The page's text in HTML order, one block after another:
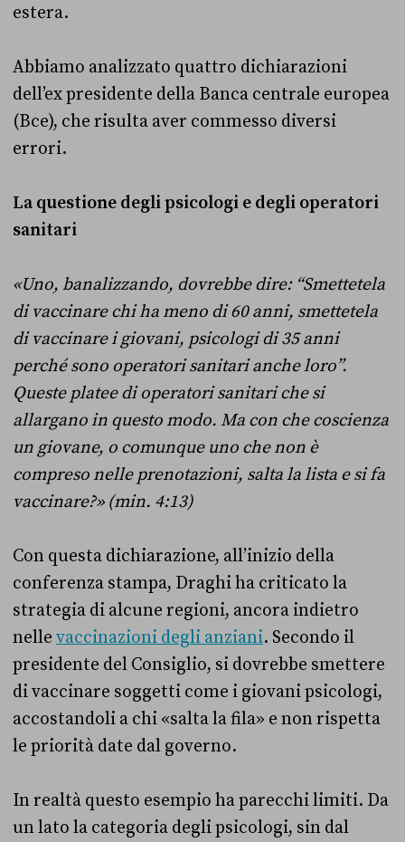
estera.
Abbiamo analizzato quattro dichiarazioni
dell’ex presidente della Banca centrale europea
(Bce), che risulta aver commesso diversi
errori.
La questione degli psicologi e degli operatori
sanitari
«Uno, banalizzando, dovrebbe dire: “Smettetela
di vaccinare chi ha meno di 60 anni, smettetela
di vaccinare i giovani, psicologi di 35 anni
perché sono operatori sanitari anche loro”.
Queste platee di operatori sanitari che si
allargano in questo modo. Ma con che coscienza
un giovane, o comunque uno che non è
compreso nelle prenotazioni, salta la lista e si fa
vaccinare?» (min. 4:13)
Con questa dichiarazione, all’inizio della
conferenza stampa, Draghi ha criticato la
strategia di alcune regioni, ancora indietro
nelle vaccinazioni degli anziani. Secondo il
presidente del Consiglio, si dovrebbe smettere
di vaccinare soggetti come i giovani psicologi,
accostandoli a chi «salta la fila» e non rispetta
le priorità date dal governo.
In realtà questo esempio ha parecchi limiti. Da
un lato la categoria degli psicologi, sin dal